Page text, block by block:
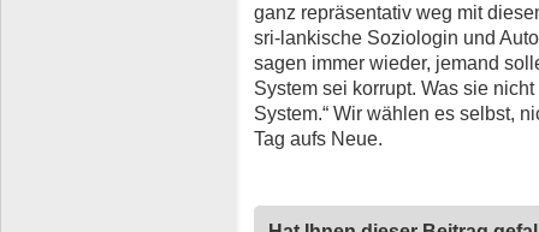
ganz repräsentativ weg mit
sri-lankische Soziologin und
sagen immer wieder, jemand
System sei korrupt. Was sie
System.“ Wir wählen es selbst,
Tag aufs Neue.